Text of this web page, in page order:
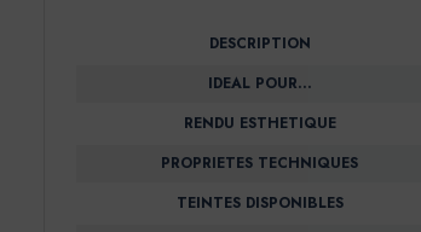
DESCRIPTION
IDEAL POUR…
RENDU ESTHETIQUE
PROPRIETES TECHNIQUES
TEINTES DISPONIBLES